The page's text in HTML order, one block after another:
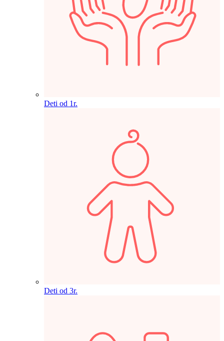
Deti od 1r.
Deti od 3r.